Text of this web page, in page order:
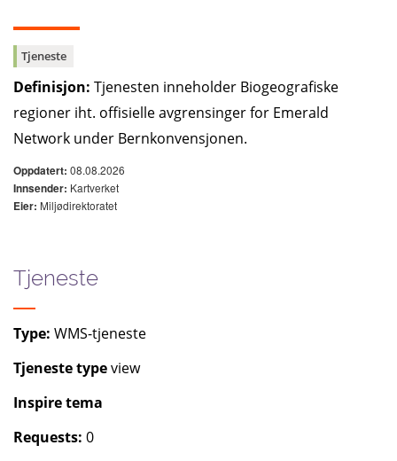
Tjeneste
Definisjon: Tjenesten inneholder Biogeografiske
regioner iht. offisielle avgrensinger for Emerald
Network under Bernkonvensjonen.
Oppdatert: 08.08.2026
Innsender: Kartverket
Eier: Miljødirektoratet
Tjeneste
Type: WMS-tjeneste
Tjeneste typeview
Inspire tema
Requests: 0